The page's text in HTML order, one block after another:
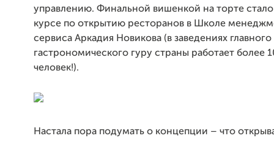
управлению. Финальной вишенкой на торте
курсе по открытию ресторанов в Школе
сервиса Аркадия Новикова (в заведениях главного
гастрономического гуру страны работает более
человек!).
Настала пора подумать о концепции – что